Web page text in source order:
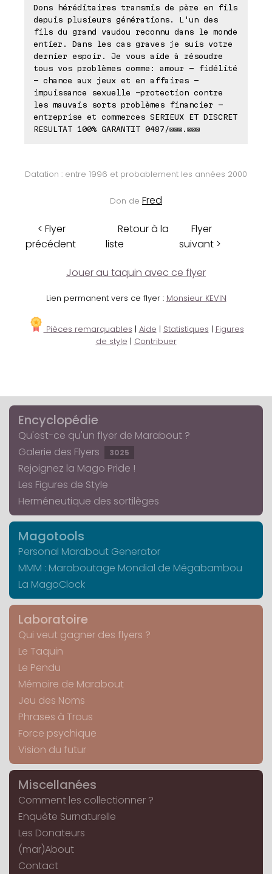
Dons héréditaires transmis de père en fils
depuis plusieurs générations. L'un des
fils du grand vaudou reconnu dans le monde
entier. Dans les cas graves je suis votre
dernier espoir. Je vous aide à résoudre
tous vos problèmes comme: amour - fidélité
- chance aux jeux et en affaires -
impuissance sexuelle -protection contre
les mauvais sorts problèmes financier -
entreprise et commerces SERIEUX ET DISCRET
RESULTAT 100% GARANTIT 0487/⊠⊠⊠.⊠⊠⊠
Datation : entre 1996 et probablement les années 2000
Don de Fred
< Flyer
précédent
Retour à la
liste
Flyer
suivant >
Jouer au taquin avec ce flyer
Lien permanent vers ce flyer : Monsieur KEVIN
Pièces remarquables | Aide | Statistiques | Figures
de style | Contribuer
Encyclopédie
Qu'est-ce qu'un flyer de Marabout ?
Galerie des Flyers
3025
Rejoignez la Mago Pride !
Les Figures de Style
Herméneutique des sortilèges
Magotools
Personal Marabout Generator
MMM : Maraboutage Mondial de Mégabambou
La MagoClock
Laboratoire
Qui veut gagner des flyers ?
Le Taquin
Le Pendu
Mémoire de Marabout
Jeu des Noms
Phrases à Trous
Force psychique
Vision du futur
Miscellanées
Comment les collectionner ?
Enquête Surnaturelle
Les Donateurs
(mar)About
Contact